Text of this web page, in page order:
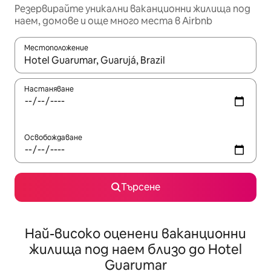
Резервирайте уникални ваканционни жилища под
наем, домове и още много места в Airbnb
Местоположение
Когато резултатите се покажат, използвайте
Настаняване
Освобождаване
Търсене
Най-високо оценени ваканционни
жилища под наем близо до Hotel
Guarumar